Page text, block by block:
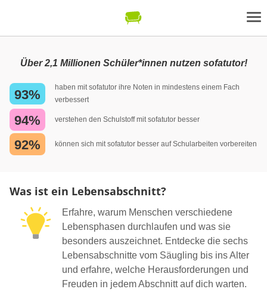
Über 2,1 Millionen Schüler*innen nutzen sofatutor!
93%
haben mit sofatutor ihre Noten in mindestens einem Fach
verbessert
94% verstehen den Schulstoff mit sofatutor besser
92% können sich mit sofatutor besser auf Schularbeiten vorbereiten
Was ist ein Lebensabschnitt?
Erfahre, warum Menschen verschiedene
Lebensphasen durchlaufen und was sie
besonders auszeichnet. Entdecke die sechs
Lebensabschnitte vom Säugling bis ins Alter
und erfahre, welche Herausforderungen und
Freuden in jedem Abschnitt auf dich warten.